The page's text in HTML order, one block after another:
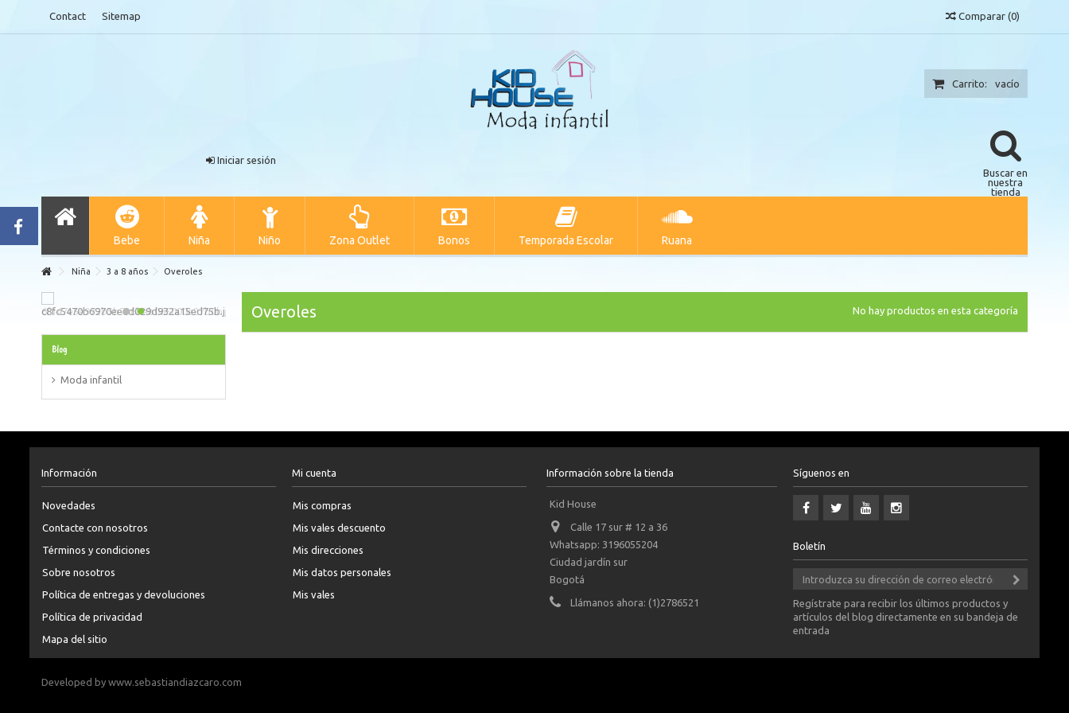
Contact Sitemap Comparar (0)
Carrito: vacío
Buscar en
nuestra
tienda
Iniciar sesión
Bebe Niña Niño Zona Outlet Bonos Temporada Escolar Ruana
Niña 3 a 8 años Overoles
Overoles No hay productos en esta categoría
Blog
Moda infantil
Información
Novedades
Contacte con nosotros
Términos y condiciones
Sobre nosotros
Política de entregas y devoluciones
Política de privacidad
Mapa del sitio
Mi cuenta
Mis compras
Mis vales descuento
Mis direcciones
Mis datos personales
Mis vales
Información sobre la tienda
Kid House
Calle 17 sur # 12 a 36
Whatsapp: 3196055204
Ciudad jardín sur
Bogotá
Llámanos ahora: (1)2786521
Síguenos en
Boletín
Regístrate para recibir los últimos productos y
artículos del blog directamente en su bandeja de
entrada
Developed by www.sebastiandiazcaro.com